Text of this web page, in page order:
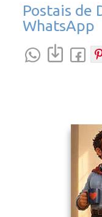
Postais de
WhatsApp